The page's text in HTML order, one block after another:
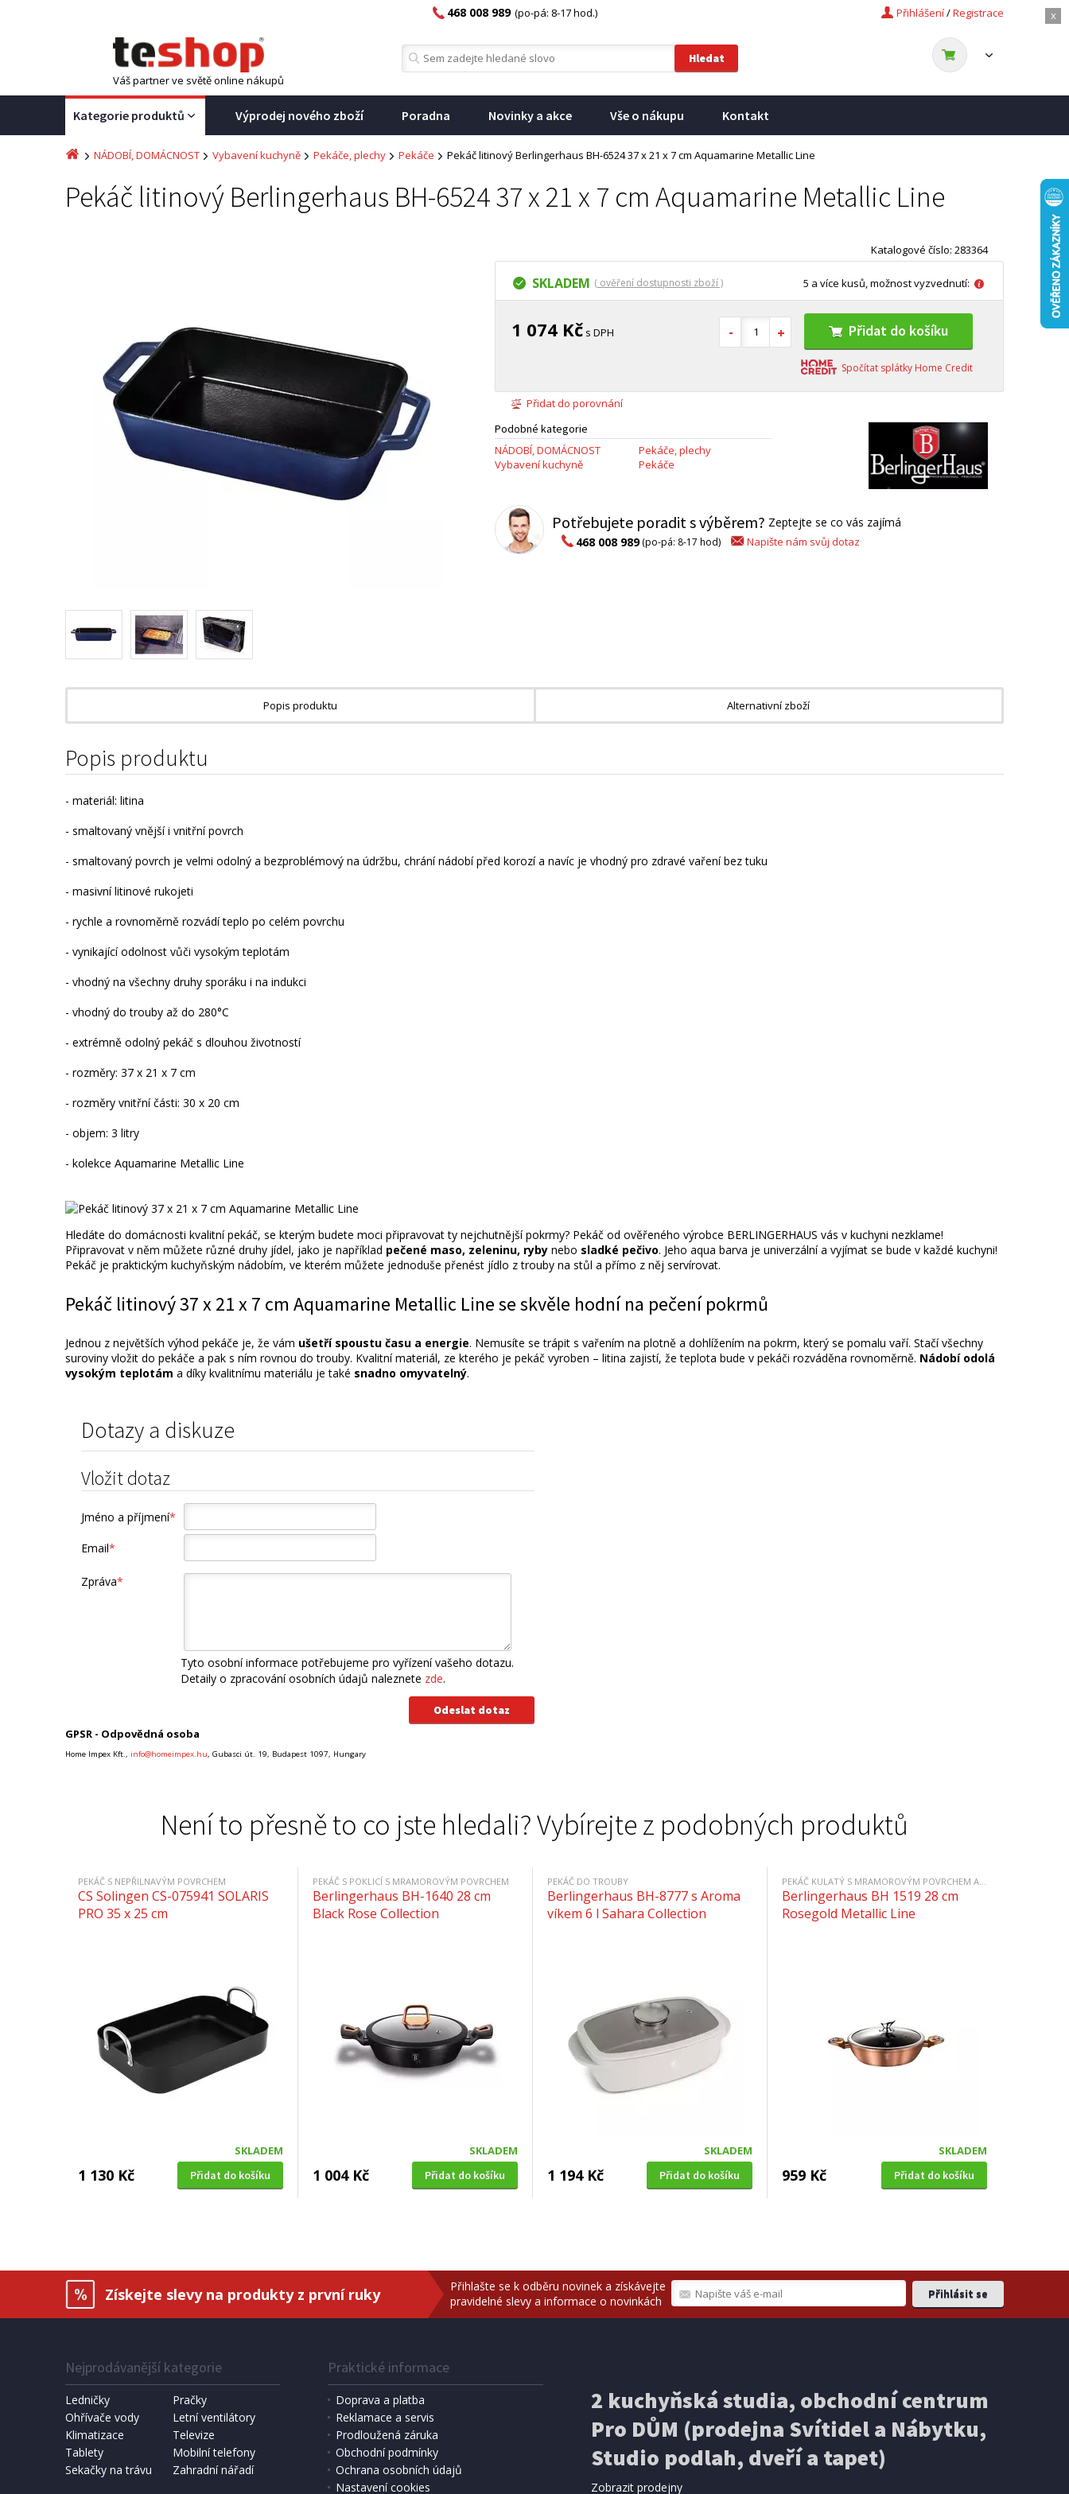
x
Registrace
/
Přihlášení
468 008 989 (po-pá: 8-17 hod.)
Váš partner ve světě online nákupů
Kategorie produktů Výprodej nového zboží Poradna Novinky a akce Vše o nákupu Kontakt
NÁDOBÍ, DOMÁCNOST Vybavení kuchyně Pekáče, plechy Pekáče Pekáč litinový Berlingerhaus BH-6524 37 x 21 x 7 cm Aquamarine Metallic Line
Pekáč litinový Berlingerhaus BH-6524 37 x 21 x 7 cm Aquamarine Metallic Line
Katalogové číslo: 283364
SKLADEM ( ověření dostupnosti zboží ) 5 a více kusů, možnost vyzvednutí:
1 074 Kč s DPH Přidat do košíku
Spočítat splátky Home Credit
Přidat do porovnání
Podobné kategorie
NÁDOBÍ, DOMÁCNOST
Vybavení kuchyně
Pekáče, plechy
Pekáče
Potřebujete poradit s výběrem? Zeptejte se co vás zajímá
468 008 989(po-pá: 8-17 hod) Napište nám svůj dotaz
Popis produktu Alternativní zboží
Popis produktu
- materiál: litina
- smaltovaný vnější i vnitřní povrch
- smaltovaný povrch je velmi odolný a bezproblémový na údržbu, chrání nádobí před korozí a navíc je vhodný pro zdravé vaření bez tuku
- masivní litinové rukojeti
- rychle a rovnoměrně rozvádí teplo po celém povrchu
- vynikající odolnost vůči vysokým teplotám
- vhodný na všechny druhy sporáku i na indukci
- vhodný do trouby až do 280°C
- extrémně odolný pekáč s dlouhou životností
- rozměry: 37 x 21 x 7 cm
- rozměry vnitřní části: 30 x 20 cm
- objem: 3 litry
- kolekce Aquamarine Metallic Line
Hledáte do domácnosti kvalitní pekáč, se kterým budete moci připravovat ty nejchutnější pokrmy? Pekáč od ověřeného výrobce BERLINGERHAUS vás v kuchyni nezklame!
Připravovat v něm můžete různé druhy jídel, jako je například pečené maso, zeleninu, ryby nebo sladké pečivo. Jeho aqua barva je univerzální a vyjímat se bude v každé kuchyni!
Pekáč je praktickým kuchyňským nádobím, ve kterém můžete jednoduše přenést jídlo z trouby na stůl a přímo z něj servírovat.
Pekáč litinový 37 x 21 x 7 cm Aquamarine Metallic Line se skvěle hodní na pečení pokrmů
Jednou z největších výhod pekáče je, že vám ušetří spoustu času a energie. Nemusíte se trápit s vařením na plotně a dohlížením na pokrm, který se pomalu vaří. Stačí všechny
suroviny vložit do pekáče a pak s ním rovnou do trouby. Kvalitní materiál, ze kterého je pekáč vyroben – litina zajistí, že teplota bude v pekáči rozváděna rovnoměrně. Nádobí odolá
vysokým teplotám a díky kvalitnímu materiálu je také snadno omyvatelný.
Dotazy a diskuze
Vložit dotaz
Jméno a příjmení*
Email*
Zpráva*
Tyto osobní informace potřebujeme pro vyřízení vašeho dotazu.
Detaily o zpracování osobních údajů naleznete zde.
GPSR - Odpovědná osoba
Home Impex Kft., info@homeimpex.hu, Gubasci út. 19, Budapest 1097, Hungary
Není to přesně to co jste hledali? Vybírejte z podobných produktů
PEKÁČ S NEPŘILNAVÝM POVRCHEM
CS Solingen CS-075941 SOLARIS
PRO 35 x 25 cm
SKLADEM
1 130 Kč Přidat do košíku
PEKÁČ S POKLICÍ S MRAMOROVÝM POVRCHEM
Berlingerhaus BH-1640 28 cm
Black Rose Collection
SKLADEM
1 004 Kč Přidat do košíku
PEKÁČ DO TROUBY
Berlingerhaus BH-8777 s Aroma
víkem 6 l Sahara Collection
SKLADEM
1 194 Kč Přidat do košíku
Berlingerhaus BH 1519 28 cm
Rosegold Metallic Line
SKLADEM
959 Kč Přidat do košíku
Získejte slevy na produkty z první ruky
Přihlašte se k odběru novinek a získávejte
pravidelné slevy a informace o novinkách
Nejprodávanější kategorie
Ledničky
Pračky
Ohřívače vody
Letní ventilátory
Klimatizace
Televize
Tablety
Mobilní telefony
Sekačky na trávu
Zahradní nářadí
Praktické informace
Doprava a platba
Reklamace a servis
Prodloužená záruka
Obchodní podmínky
Ochrana osobních údajů
Nastavení cookies
2 kuchyňská studia, obchodní centrum
Pro DŮM (prodejna Svítidel a Nábytku,
Studio podlah, dveří a tapet)
Zobrazit prodejny